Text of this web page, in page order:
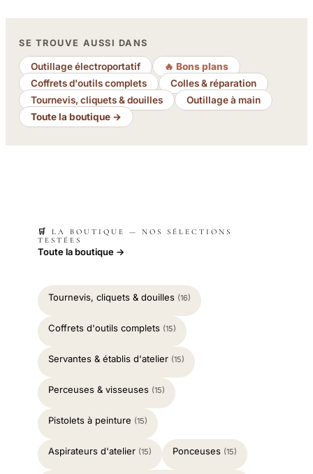
SE TROUVE AUSSI DANS
Outillage électroportatif
🔥 Bons plans
Coffrets d'outils complets
Colles & réparation
Tournevis, cliquets & douilles
Outillage à main
Toute la boutique →
🛒 LA BOUTIQUE — NOS SÉLECTIONS
TESTÉES
Toute la boutique →
Tournevis, cliquets & douilles (16)
Coffrets d'outils complets (15)
Servantes & établis d'atelier (15)
Perceuses & visseuses (15)
Pistolets à peinture (15)
Aspirateurs d'atelier (15) Ponceuses (15)